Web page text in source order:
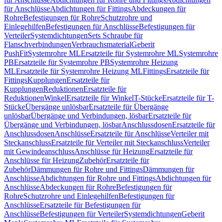
für AnschlüsseAbdichtungen für FittingsAbdeckungen für
RohreBefestigungen für RohreSchutzrohre und
EinlegehilfenBefestigungen für AnschlüsseBefestigungen für
VerteilerSystemdichtungenSets Schraube für
FlanschverbindungenVerbrauchsmaterialGeberit
PushFitSystemrohre MLErsatzteile für Systemrohre MLSystemrohre
PBErsatzteile für Systemrohre PBSystemrohre Heizung
MLErsatzteile für Systemrohre Heizung MLFittingsErsatzteile für
FittingsKupplungenErsatzteile für
KupplungenReduktionenErsatzteile für
ReduktionenWinkelErsatzteile für WinkelT-StückeErsatzteile für T-
StückeÜbergänge unlösbarErsatzteile für Übergänge
unlösbarÜbergänge und Verbindungen, lösbarErsatzteile für
Übergänge und Verbindungen, lösbarAnschlussdosenErsatzteile für
AnschlussdosenAnschlüsseErsatzteile für AnschlüsseVerteiler mit
SteckanschlussErsatzteile für Verteiler mit SteckanschlussVerteiler
mit GewindeanschlussAnschlüsse für HeizungErsatzteile für
Anschlüsse für HeizungZubehörErsatzteile für
ZubehörDämmungen für Rohre und FittingsDämmungen für
AnschlüsseAbdichtungen für Rohre und FittingsAbdichtungen für
AnschlüsseAbdeckungen für RohreBefestigungen für
RohreSchutzrohre und EinlegehilfenBefestigungen für
AnschlüsseErsatzteile für Befestigungen für
AnschlüsseBefestigungen für VerteilerSystemdichtungenGeberit